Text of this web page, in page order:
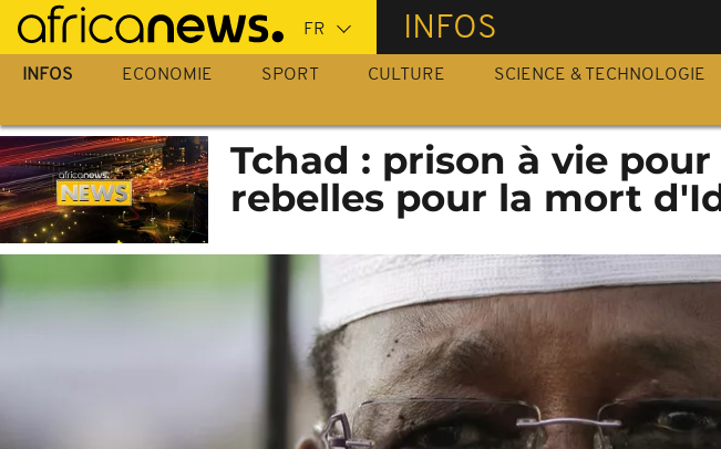
Passer
au
contenu
INFOS
INFOS ECONOMIE SPORT CULTURE SCIENCE & TECHNOLOGIE
Tchad : prison à vie
rebelles pour la mort